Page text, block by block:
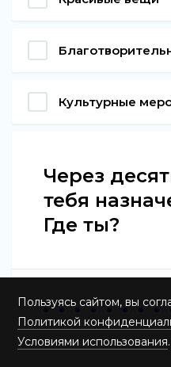
Культурные
Через
тебя
Где ты?
Пользуясь сайтом, вы
Политикой
Условиями использования.